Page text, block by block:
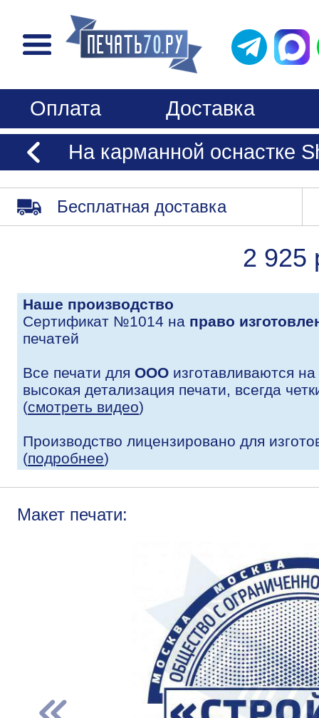
Оплата
Доставка
На карманной оснастке
Бесплатная доставка
2 925
Наше производство
Сертификат №1014 на право
печатей
Все печати для ООО изготавливаются
высокая детализация печати, всегда
(смотреть видео)
Производство лицензировано для
(подробнее)
Макет печати: